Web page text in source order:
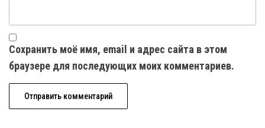
Сохранить моё имя, email и адрес сайта в этом
браузере для последующих моих комментариев.